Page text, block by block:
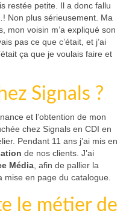
restée petite. Il a donc fallu
Non plus sérieusement. Ma
mon voisin m’a expliqué son
pas ce que c’était, et j’ai
ça que je voulais faire et
Signals ?
et l’obtention de mon
chez Signals en CDI en
Pendant 11 ans j’ai mis en
de nos clients. J’ai
Média, afin de pallier la
mise en page du catalogue.
le métier de